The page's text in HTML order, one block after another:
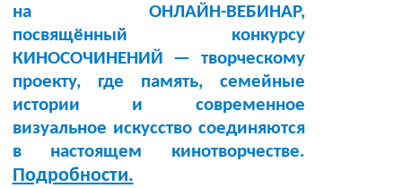
на ОНЛАЙН-ВЕБИНАР,
посвящённый конкурсу
КИНОСОЧИНЕНИЙ — творческому
проекту, где память, семейные
истории и современное
визуальное искусство соединяются
в настоящем кинотворчестве.
Подробности.